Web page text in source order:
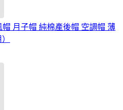
帽 月子帽 純棉產後帽 空調帽 薄